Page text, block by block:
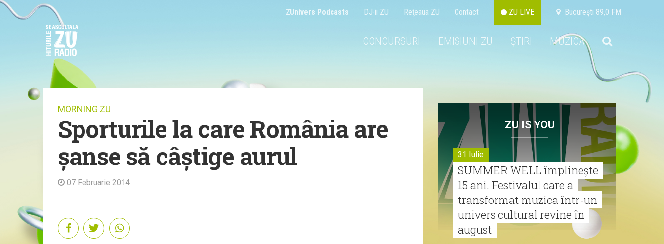
ZUnivers Podcasts DJ-ii ZU Reţeaua ZU Contact ZU LIVE Bucureşti 89,0 FM
CONCURSURI EMISIUNI ZU ȘTIRI MUZICA
MORNING ZU
Sporturile la care România are
șanse să câștige aurul
07 Februarie 2014
ZU IS YOU
31 Iulie
SUMMER WELL împlinește
15 ani. Festivalul care a
transformat muzica într-un
univers cultural revine în
august